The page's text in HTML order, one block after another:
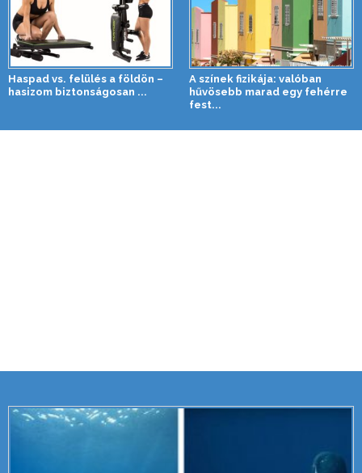
Haspad vs. felülés a földön –
hasizom biztonságosan ...
A színek fizikája: valóban
hűvösebb marad egy fehérre
fest...